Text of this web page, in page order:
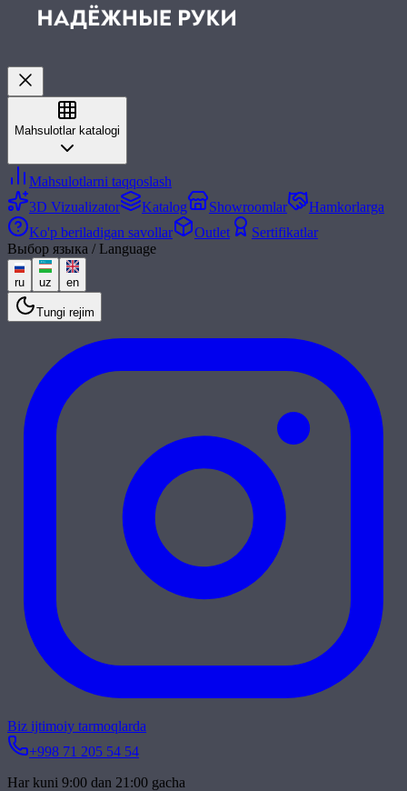
Mahsulotlar katalogi
Mahsulotlarni taqqoslash
3D Vizualizator
Katalog Showroomlar
Hamkorlarga
Ko'p beriladigan savollar
Outlet
Sertifikatlar
Выбор языка / Language
ru uz en
Tungi rejim
Biz ijtimoiy tarmoqlarda
+998 71 205 54 54
Har kuni 9:00 dan 21:00 gacha